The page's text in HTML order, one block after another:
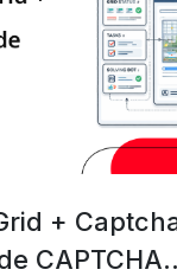
+
CAPTCHA